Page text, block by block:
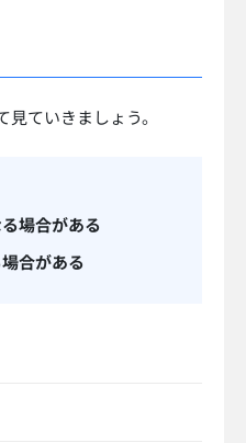
見ていきましょう。
場合がある
合がある